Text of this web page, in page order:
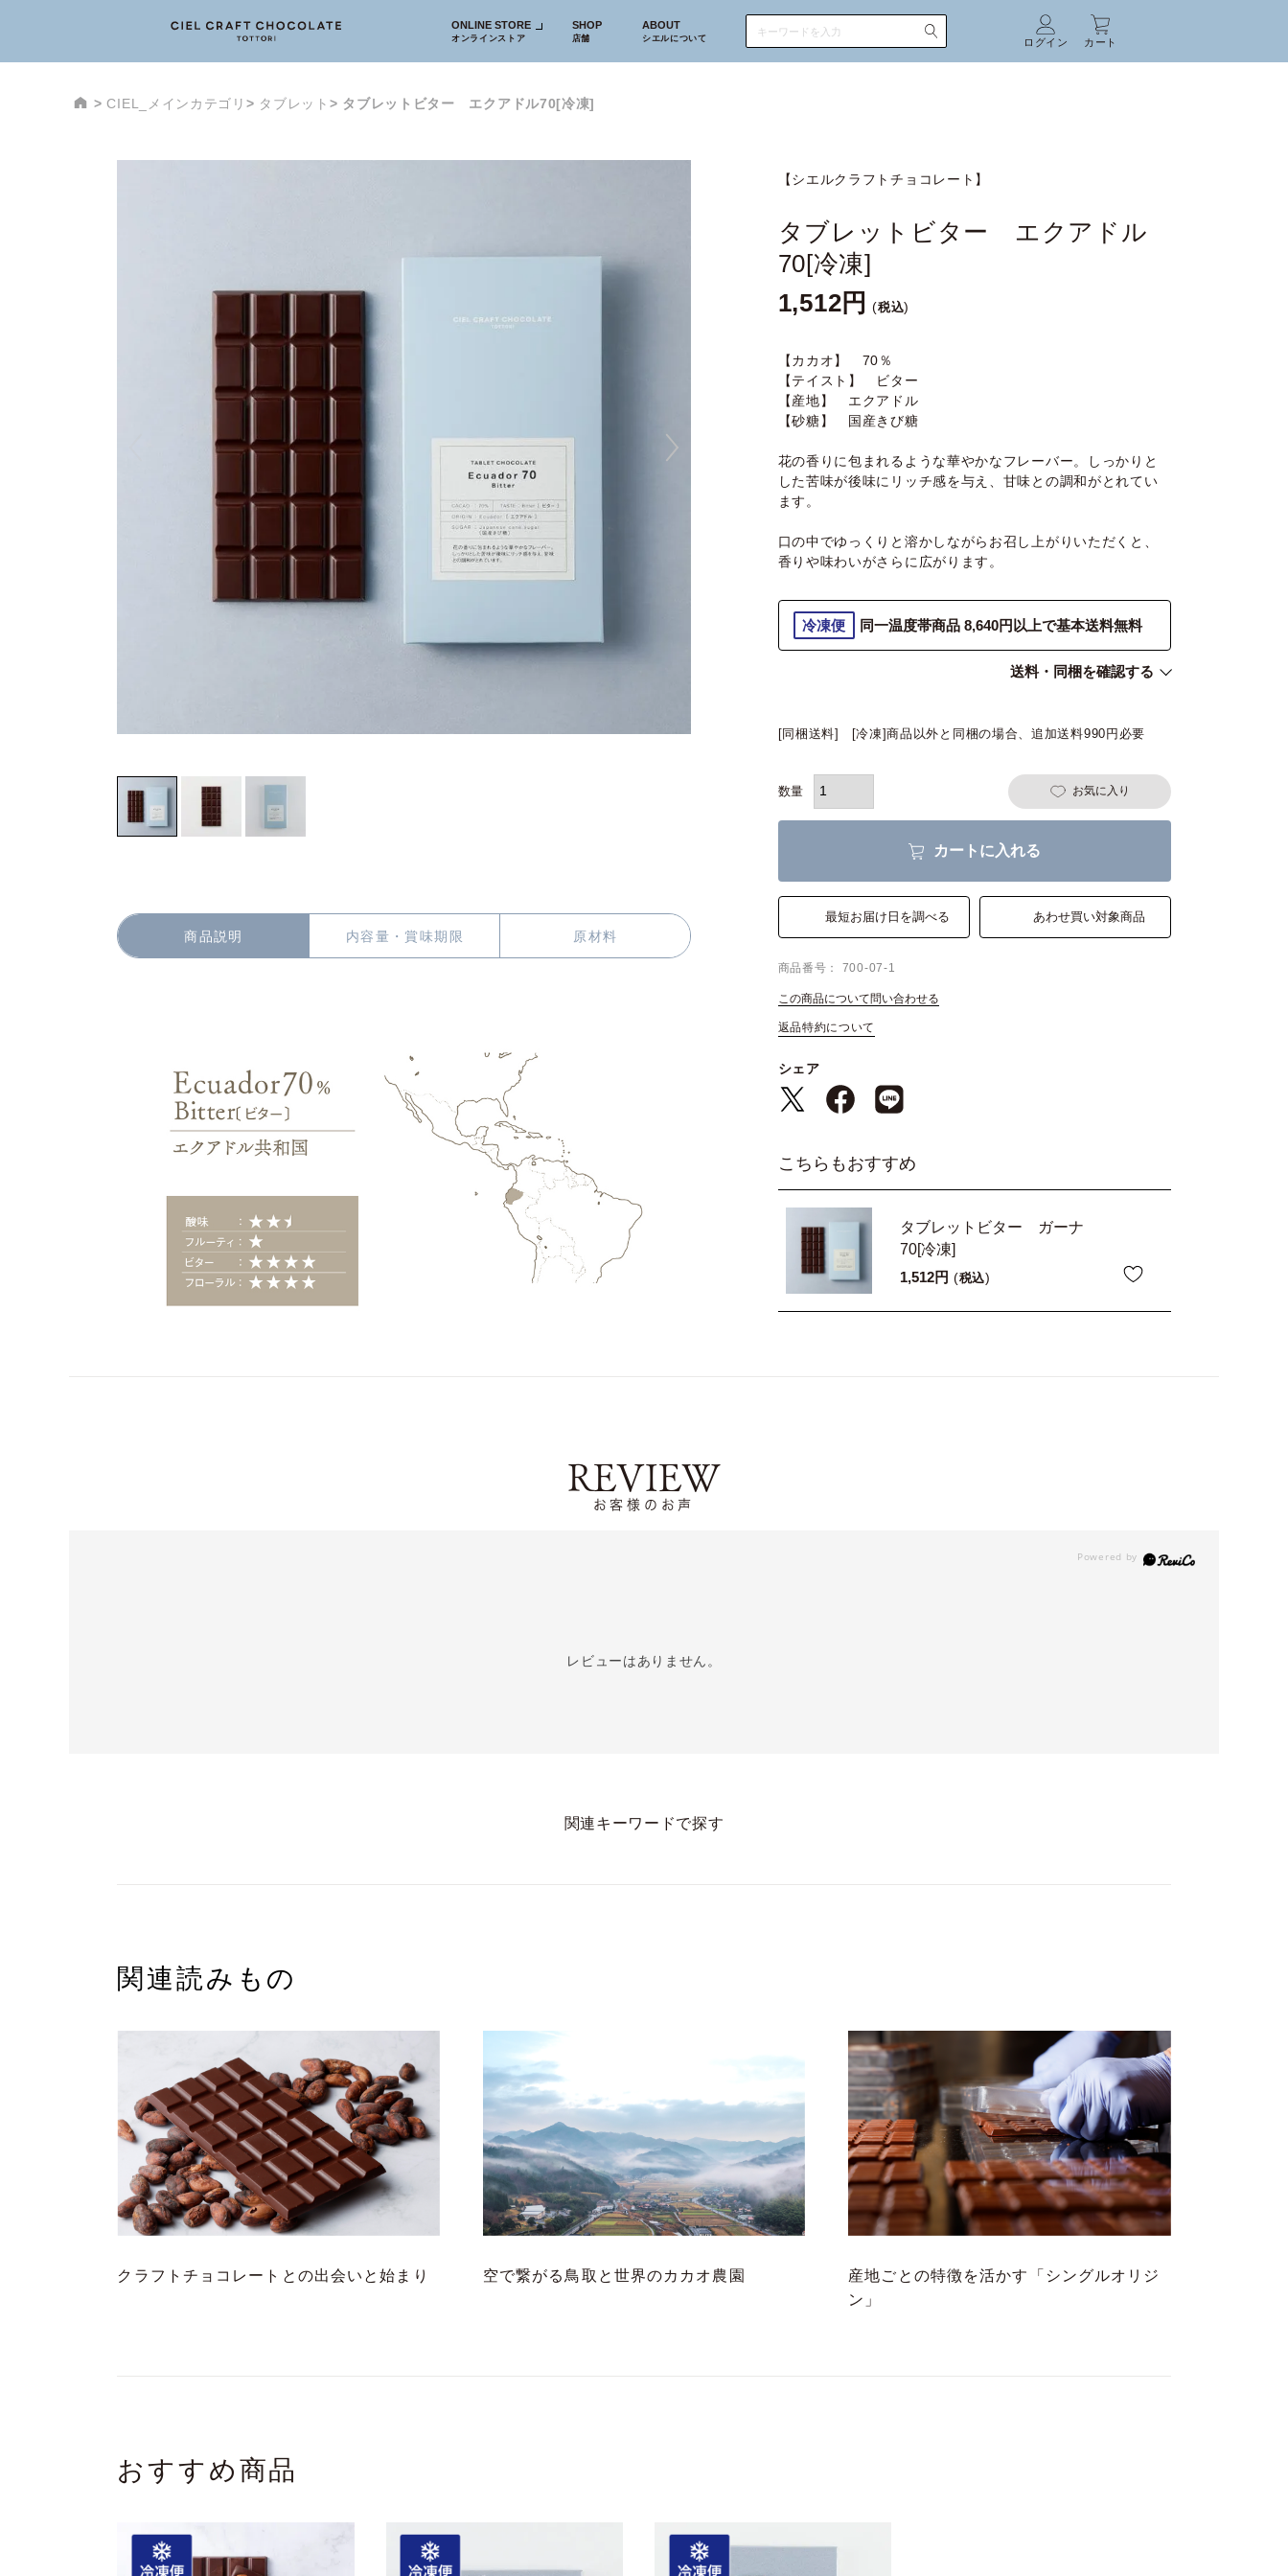
ONLINE STORE
オンラインストア
SHOP
店舗
ABOUT
シエルについて ログイン カート
CIEL_メインカテゴリ タブレット タブレットビター エクアドル70[冷凍]
【シエルクラフトチョコレート】
タブレットビター エクアドル
70[冷凍]
1,512
税込
【カカオ】 70％
【テイスト】 ビター
【産地】 エクアドル
【砂糖】 国産きび糖
花の香りに包まれるような華やかなフレーバー。しっかりと
した苦味が後味にリッチ感を与え、甘味との調和がとれてい
ます。
口の中でゆっくりと溶かしながらお召し上がりいただくと、
香りや味わいがさらに広がります。
冷凍便 同一温度帯商品 8,640円以上で基本送料無料
送料・同梱を確認する
[同梱送料] [冷凍]商品以外と同梱の場合、追加送料990円必要
お気に入り
カートに入れる
最短お届け日を調べる あわせ買い対象商品
商品番号 700-07-1
この商品について問い合わせる
返品特約について
シェア
こちらもおすすめ
タブレットビター ガーナ
70[冷凍]
1,512
税込
商品説明 内容量・賞味期限 原材料
REVIEW
お客様のお声
レビューはありません。
関連キーワードで探す
関連読みもの
クラフトチョコレートとの出会いと始まり 空で繋がる鳥取と世界のカカオ農園
産地ごとの特徴を活かす「シングルオリジ
ン」
おすすめ商品